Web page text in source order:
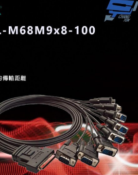
-主機/鏡頭
惠組合
機
畫素攝影機